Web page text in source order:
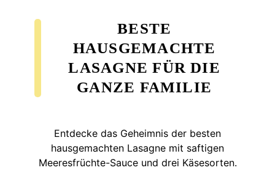
BESTE
HAUSGEMACHTE
LASAGNE FÜR DIE
GANZE FAMILIE
Entdecke das Geheimnis der besten
hausgemachten Lasagne mit saftigen
Meeresfrüchte-Sauce und drei Käsesorten.